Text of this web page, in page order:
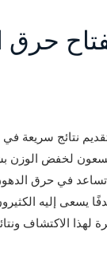
حرق
نتائج سريعة
لخفض الوزن
في حرق
يسعى إليه
لهذا الاكتشاف